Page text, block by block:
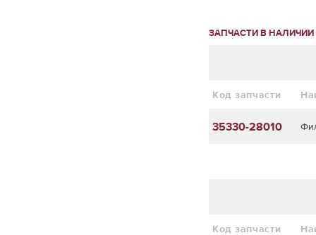
ЗАПЧАСТИ В НАЛИЧИИ
Код запчасти
35330-28010
Код запчасти